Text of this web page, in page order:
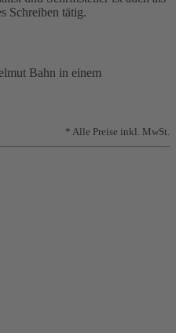
Schreiben tätig.
Bahn in einem
* Alle Preise inkl. MwSt.